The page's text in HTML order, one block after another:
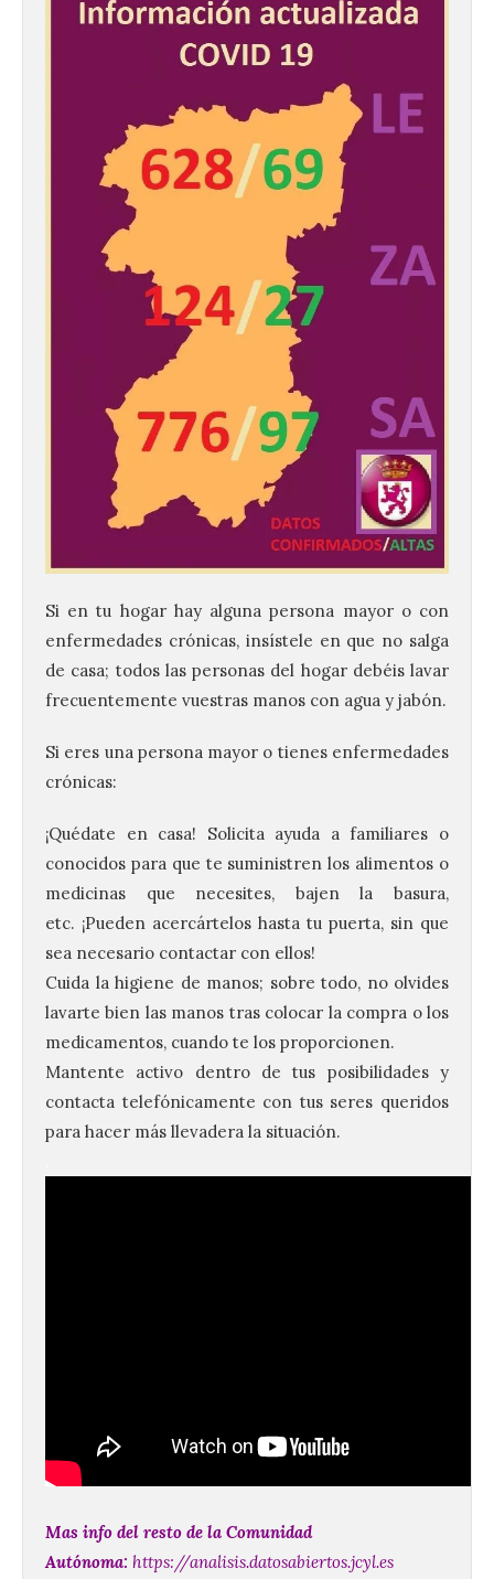
Si en tu hogar hay alguna persona mayor o con
enfermedades crónicas, insístele en que no salga
de casa; todos las personas del hogar debéis lavar
frecuentemente vuestras manos con agua y jabón.
Si eres una persona mayor o tienes enfermedades
crónicas:
¡Quédate en casa! Solicita ayuda a familiares o
conocidos para que te suministren los alimentos o
medicinas que necesites, bajen la basura,
etc. ¡Pueden acercártelos hasta tu puerta, sin que
sea necesario contactar con ellos!
Cuida la higiene de manos; sobre todo, no olvides
lavarte bien las manos tras colocar la compra o los
medicamentos, cuando te los proporcionen.
Mantente activo dentro de tus posibilidades y
contacta telefónicamente con tus seres queridos
para hacer más llevadera la situación.
Mas info del resto de la Comunidad
Autónoma: https://analisis.datosabiertos.jcyl.es